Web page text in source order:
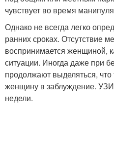
чувствует во время
Однако не всегда легко
ранних сроках. Отсутствие
воспринимается женщиной,
ситуации. Иногда даже при
продолжают выделяться,
женщину в заблуждение.
недели.